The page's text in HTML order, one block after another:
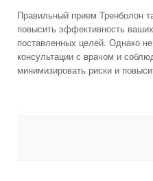
Правильный прием Тренболон
повысить эффективность
поставленных целей. Однако
консультации с врачом и
минимизировать риски и